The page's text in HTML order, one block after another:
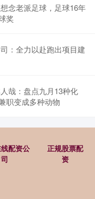
念老派足球，足球16年
奖
：全力以赴跑出项目建
哉：盘点九月13种化
职变成多种动物
配资公
司
正规股票配
资